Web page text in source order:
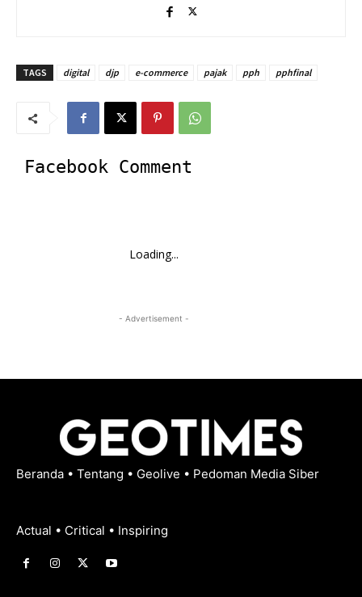
TAGS digital djp e-commerce pajak pph pphfinal
Facebook Comment
Loading...
- Advertisement -
Beranda • Tentang • Geolive • Pedoman Media Siber
Actual • Critical • Inspiring